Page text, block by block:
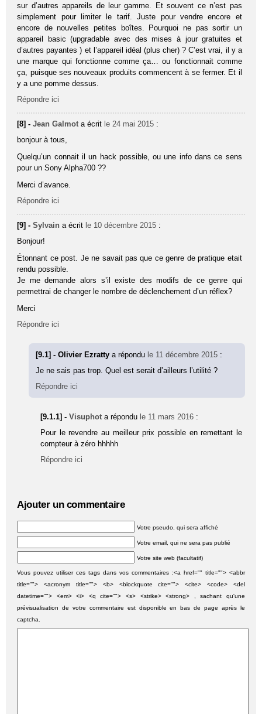
sur d’autres appareils de leur gamme. Et souvent ce n’est pas
simplement pour limiter le tarif. Juste pour vendre encore et
encore de nouvelles petites boîtes. Pourquoi ne pas sortir un
appareil basic (upgradable avec des mises à jour gratuites et
d’autres payantes ) et l’appareil idéal (plus cher) ? C’est vrai, il y a
une marque qui fonctionne comme ça… ou fonctionnait comme
ça, puisque ses nouveaux produits commencent à se fermer. Et il
y a une pomme dessus.
Répondre ici
[8] -Jean Galmot a écrit le 24 mai 2015 :
bonjour à tous,
Quelqu’un connait il un hack possible, ou une info dans ce sens
pour un Sony Alpha700 ??
Merci d’avance.
Répondre ici
[9] -Sylvain a écrit le 10 décembre 2015 :
Bonjour!
Étonnant ce post. Je ne savait pas que ce genre de pratique etait
rendu possible.
Je me demande alors s’il existe des modifs de ce genre qui
permettrai de changer le nombre de déclenchement d’un réflex?
Merci
Répondre ici
[9.1] - Olivier Ezrattya répondu le 11 décembre 2015 :
Je ne sais pas trop. Quel est serait d’ailleurs l’utilité ?
Répondre ici
[9.1.1] -Visuphot a répondu le 11 mars 2016 :
Pour le revendre au meilleur prix possible en remettant le
compteur à zéro hhhhh
Répondre ici
Ajouter un commentaire
Votre pseudo, qui sera affiché
Votre email, qui ne sera pas publié
Votre site web (facultatif)
Vous pouvez utiliser ces tags dans vos commentaires :<a href="" title=""> <abbr
title=""> <acronym title=""> <b> <blockquote cite=""> <cite> <code> <del
datetime=""> <em> <i> <q cite=""> <s> <strike> <strong> , sachant qu'une
prévisualisation de votre commentaire est disponible en bas de page après le
captcha.